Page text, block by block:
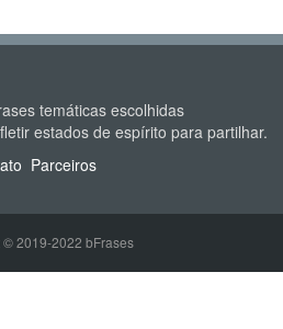
temáticas escolhidas
estados de espírito para partilhar.
Parceiros
2019-2022 bFrases